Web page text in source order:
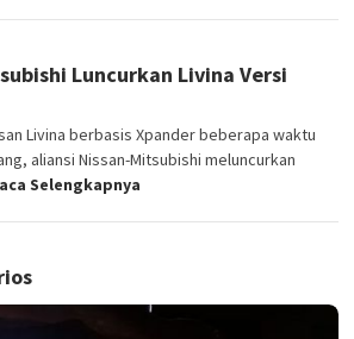
Luncurkan Livina Versi
Livina berbasis Xpander beberapa waktu
aliansi Nissan-Mitsubishi meluncurkan
Selengkapnya